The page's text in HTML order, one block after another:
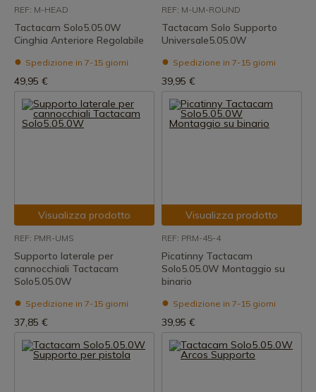
REF: M-HEAD
Tactacam Solo5.05.0W
Cinghia Anteriore Regolabile
Spedizione in 7-15 giorni
49,95 €
REF: M-UM-ROUND
Tactacam Solo Supporto
Universale5.05.0W
Spedizione in 7-15 giorni
39,95 €
Visualizza prodotto
REF: PMR-UMS
Supporto laterale per
cannocchiali Tactacam
Solo5.05.0W
Spedizione in 7-15 giorni
37,85 €
Visualizza prodotto
REF: PRM-45-4
Picatinny Tactacam
Solo5.05.0W Montaggio su
binario
Spedizione in 7-15 giorni
39,95 €